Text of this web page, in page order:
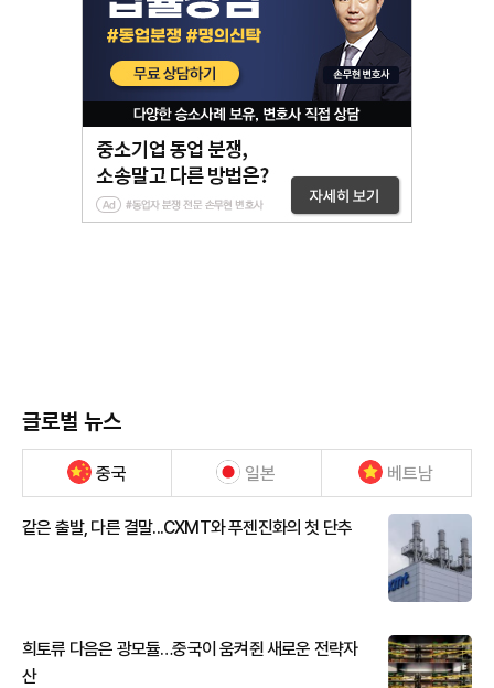
글로벌 뉴스
중국 일본 베트남
같은 출발, 다른 결말...CXMT와 푸젠진화의 첫 단추
희토류 다음은 광모듈…중국이 움켜쥔 새로운 전략자
산